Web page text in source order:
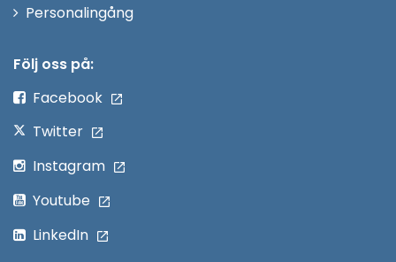
PersonalingångÖppna
Följ oss på:
Facebook
Twitter
Instagram
Youtube
LinkedIn